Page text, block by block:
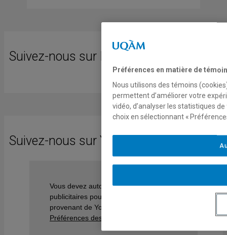
Suivez-nous sur Facebook
Suivez-nous sur YouTube
Vous devez autoriser les témoins
publicitaires pour afficher les vidéos
provenant de Youtube.
Préférences des témoins
Préférences en matière de
Nous utilisons des témoins
permettent d’améliorer votre
vidéo, d’analyser les statistiques
choix en sélectionnant «